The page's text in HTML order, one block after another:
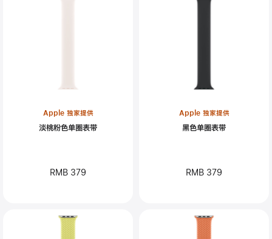
Apple 独家提供
淡桃粉色单圈表带
RMB 379
Apple 独家提供
黑色单圈表带
RMB 379